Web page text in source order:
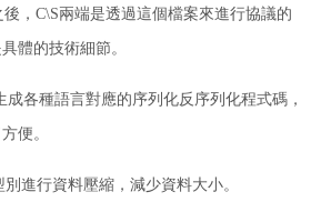
，C\S兩端是透過這個檔案來進行協議的
體的技術細節。
成各種語言對應的序列化反序列化程式碼，
便。
進行資料壓縮，減少資料大小。